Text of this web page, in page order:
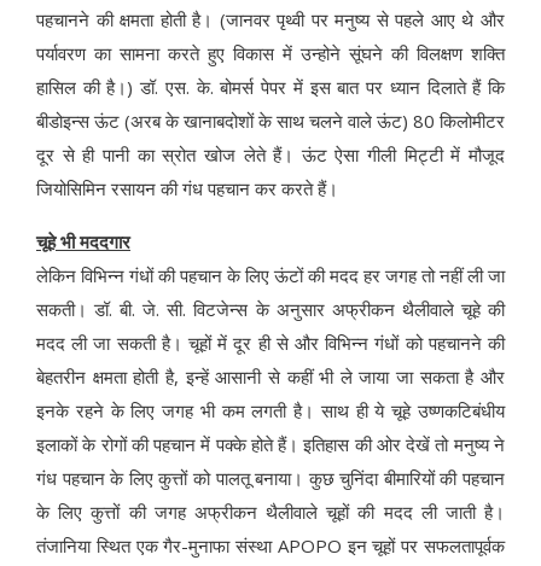
पहचानने की क्षमता होती है। (जानवर पृथ्वी पर मनुष्य से पहले आए थे और
पर्यावरण का सामना करते हुए विकास में उन्होने सूंघने की विलक्षण शक्ति
हासिल की है।) डॉ. एस. के. बोमर्स पेपर में इस बात पर ध्यान दिलाते हैं कि
बीडोइन्स ऊंट (अरब के खानाबदोशों के साथ चलने वाले ऊंट) 80 किलोमीटर
दूर से ही पानी का स्रोत खोज लेते हैं। ऊंट ऐसा गीली मिट्टी में मौजूद
जियोसिमिन रसायन की गंध पहचान कर करते हैं।
चूहे भी मददगार
लेकिन विभिन्न गंधों की पहचान के लिए ऊंटों की मदद हर जगह तो नहीं ली जा
सकती। डॉ. बी. जे. सी. विटजेन्स के अनुसार अफ्रीकन थैलीवाले चूहे की
मदद ली जा सकती है। चूहों में दूर ही से और विभिन्न गंधों को पहचानने की
बेहतरीन क्षमता होती है, इन्हें आसानी से कहीं भी ले जाया जा सकता है और
इनके रहने के लिए जगह भी कम लगती है। साथ ही ये चूहे उष्णकटिबंधीय
इलाकों के रोगों की पहचान में पक्के होते हैं। इतिहास की ओर देखें तो मनुष्य ने
गंध पहचान के लिए कुत्तों को पालतू बनाया। कुछ चुनिंदा बीमारियों की पहचान
के लिए कुत्तों की जगह अफ्रीकन थैलीवाले चूहों की मदद ली जाती है।
तंजानिया स्थित एक गैर-मुनाफा संस्था APOPO इन चूहों पर सफलतापूर्वक